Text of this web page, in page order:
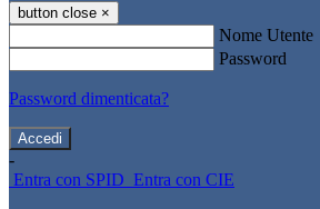
button close ×
Nome Utente
Password
Password dimenticata?
-
Entra con SPID Entra con CIE